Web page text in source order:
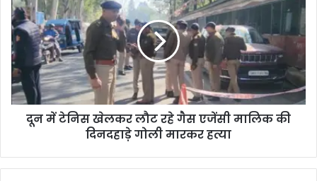
दून में टेनिस खेलकर लौट रहे गैस एजेंसी मालिक की
दिनदहाड़े गोली मारकर हत्या